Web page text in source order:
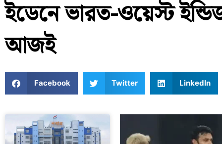
ফুল চাষ ফল চাষ মাছ চাষ পোল্ট্রি
উত্তর ২৪
ইডেনে ভারত-ওয়েস্ট
আজই
Facebook Twitter LinkedIn